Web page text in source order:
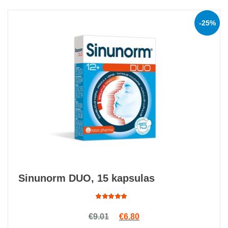
-25%
Sinunorm DUO, 15 kapsulas
4.78
out
€9.01 Original price was: €9.01.
€6.80Current price is: €6.80.